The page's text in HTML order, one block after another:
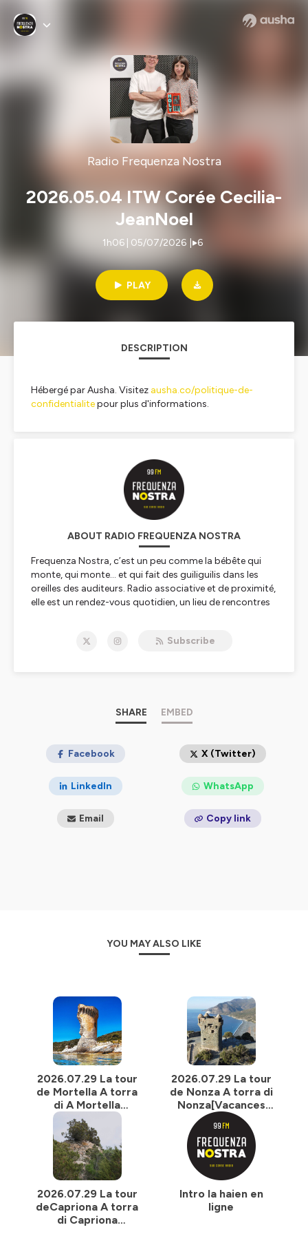
Radio Frequenza Nostra
2026.05.04 ITW Corée Cecilia-
JeanNoel
1h06 | 05/07/2026 6
PLAY
DESCRIPTION
Hébergé par Ausha. Visitez ausha.co/politique-de-
confidentialitepour plus d'informations.
ABOUT RADIO FREQUENZA NOSTRA
Frequenza Nostra, c’est un peu comme la bébête qui
monte, qui monte… et qui fait des guiliguilis dans les
oreilles des auditeurs. Radio associative et de proximité,
elle est un rendez-vous quotidien, un lieu de rencontres
disserte – en français ou en corse – sur l’environnement,
situation de handicap ou en perte d’autonomie, les
enfants et toutes celles et ceux que la vie a fragilisés.
confidentialite
pour plus d'informations.
Subscribe
SHARE EMBED
Facebook X (Twitter)
LinkedIn WhatsApp
Email Copy link
YOU MAY ALSO LIKE
2026.07.29 La tour
de Mortella A torra
di A Mortella
[Vacances
apprenantes 2026]
2026.07.29 La tour
de Nonza A torra di
Nonza[Vacances
apprenantes 2026]
2026.07.29 La tour
deCapriona A torra
di Capriona
Intro la haien en
ligne